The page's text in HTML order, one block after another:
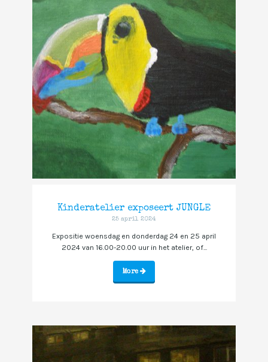
Kinderatelier exposeert JUNGLE
25 april 2024
Expositie woensdag en donderdag 24 en 25 april
2024 van 16.00-20.00 uur in het atelier, of...
More